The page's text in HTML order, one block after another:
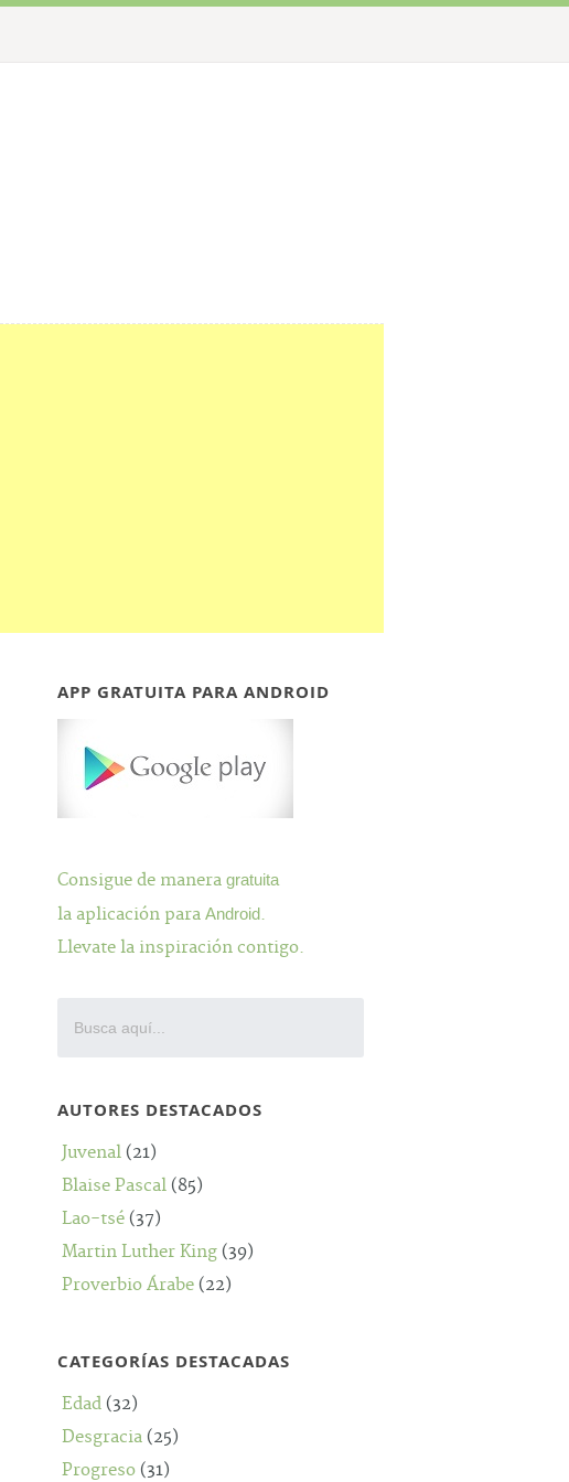
APP GRATUITA PARA ANDROID
Consigue de maneragratuita
la aplicación paraAndroid.
Llevate la inspiración contigo.
AUTORES DESTACADOS
Juvenal (21)
Blaise Pascal (85)
Lao-tsé (37)
Martin Luther King (39)
Proverbio Árabe (22)
CATEGORÍAS DESTACADAS
Edad (32)
Desgracia (25)
Progreso (31)